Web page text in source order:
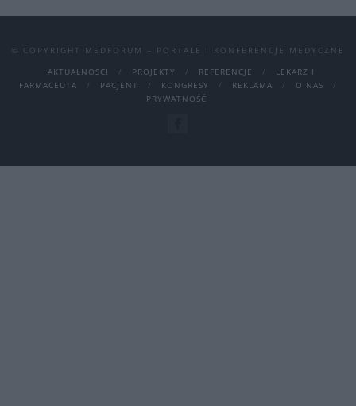
© COPYRIGHT MEDFORUM – PORTALE I KONFERENCJE MEDYCZNE
AKTUALNOSCI
PROJEKTY REFERENCJE
LEKARZ I
FARMACEUTA
PACJENT KONGRESY REKLAMA
O NAS
PRYWATNOŚĆ